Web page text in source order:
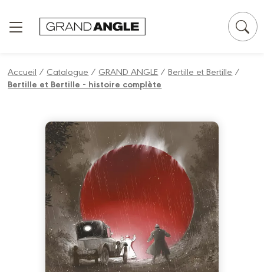
Accueil / Catalogue / GRAND ANGLE /Bertille et Bertille /
Bertille et Bertille - histoire complète